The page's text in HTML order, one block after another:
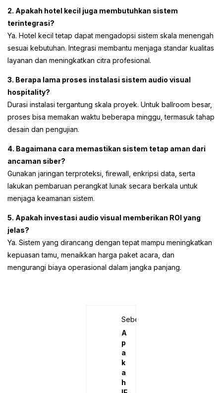
2. Apakah hotel kecil juga membutuhkan sistem
terintegrasi?
Ya. Hotel kecil tetap dapat mengadopsi sistem skala menengah
sesuai kebutuhan. Integrasi membantu menjaga standar kualitas
layanan dan meningkatkan citra profesional.
3. Berapa lama proses instalasi sistem audio visual
hospitality?
Durasi instalasi tergantung skala proyek. Untuk ballroom besar,
proses bisa memakan waktu beberapa minggu, termasuk tahap
desain dan pengujian.
4. Bagaimana cara memastikan sistem tetap aman dari
ancaman siber?
Gunakan jaringan terproteksi, firewall, enkripsi data, serta
lakukan pembaruan perangkat lunak secara berkala untuk
menjaga keamanan sistem.
5. Apakah investasi audio visual memberikan ROI yang
jelas?
Ya. Sistem yang dirancang dengan tepat mampu meningkatkan
kepuasan tamu, menaikkan harga paket acara, dan
mengurangi biaya operasional dalam jangka panjang.
Sebelumnya
A
p
a
k
a
h